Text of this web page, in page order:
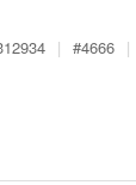
| #4666 |